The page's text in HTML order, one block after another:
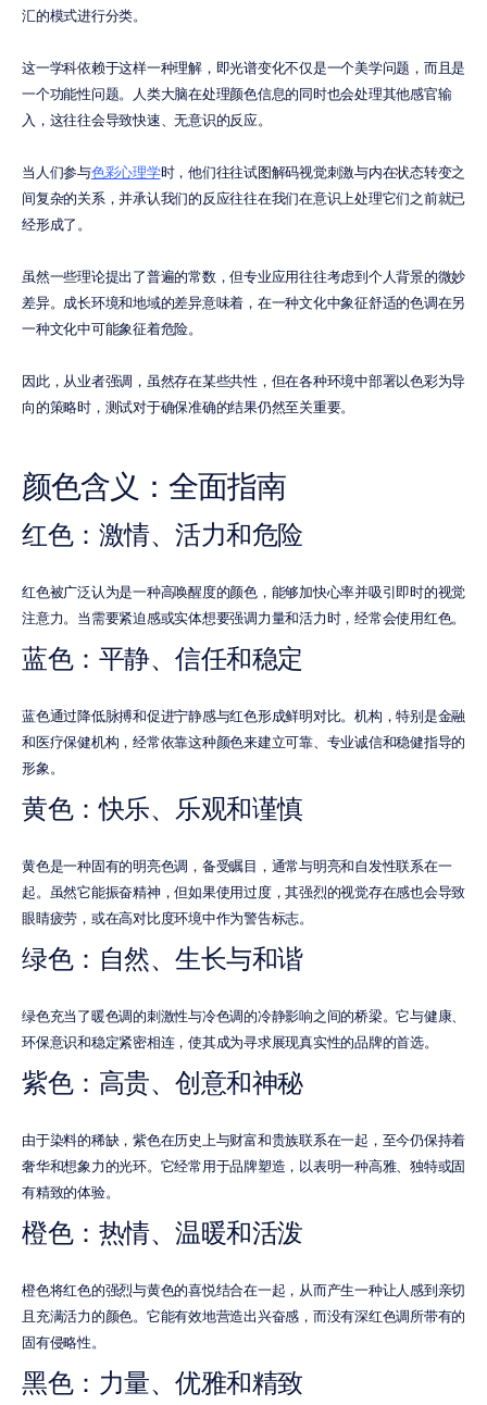
汇的模式进行分类。
这一学科依赖于这样一种理解，即光谱变化不仅是一个美学问题，而且是
一个功能性问题。人类大脑在处理颜色信息的同时也会处理其他感官输
入，这往往会导致快速、无意识的反应。
当人们参与色彩心理学时，他们往往试图解码视觉刺激与内在状态转变之
间复杂的关系，并承认我们的反应往往在我们在意识上处理它们之前就已
经形成了。
虽然一些理论提出了普遍的常数，但专业应用往往考虑到个人背景的微妙
差异。成长环境和地域的差异意味着，在一种文化中象征舒适的色调在另
一种文化中可能象征着危险。
因此，从业者强调，虽然存在某些共性，但在各种环境中部署以色彩为导
向的策略时，测试对于确保准确的结果仍然至关重要。
颜色含义：全面指南
红色：激情、活力和危险
红色被广泛认为是一种高唤醒度的颜色，能够加快心率并吸引即时的视觉
注意力。当需要紧迫感或实体想要强调力量和活力时，经常会使用红色。
蓝色：平静、信任和稳定
蓝色通过降低脉搏和促进宁静感与红色形成鲜明对比。机构，特别是金融
和医疗保健机构，经常依靠这种颜色来建立可靠、专业诚信和稳健指导的
形象。
黄色：快乐、乐观和谨慎
黄色是一种固有的明亮色调，备受瞩目，通常与明亮和自发性联系在一
起。虽然它能振奋精神，但如果使用过度，其强烈的视觉存在感也会导致
眼睛疲劳，或在高对比度环境中作为警告标志。
绿色：自然、生长与和谐
绿色充当了暖色调的刺激性与冷色调的冷静影响之间的桥梁。它与健康、
环保意识和稳定紧密相连，使其成为寻求展现真实性的品牌的首选。
紫色：高贵、创意和神秘
由于染料的稀缺，紫色在历史上与财富和贵族联系在一起，至今仍保持着
奢华和想象力的光环。它经常用于品牌塑造，以表明一种高雅、独特或固
有精致的体验。
橙色：热情、温暖和活泼
橙色将红色的强烈与黄色的喜悦结合在一起，从而产生一种让人感到亲切
且充满活力的颜色。它能有效地营造出兴奋感，而没有深红色调所带有的
固有侵略性。
黑色：力量、优雅和精致